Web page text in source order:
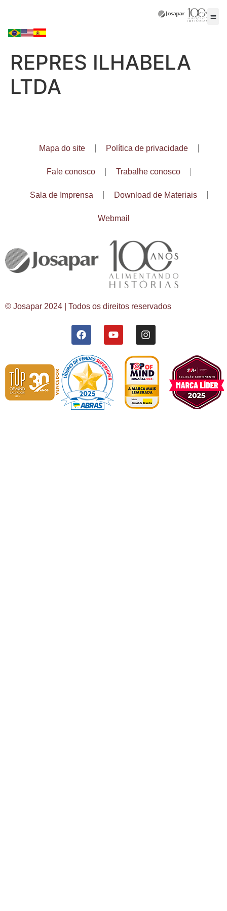
REPRES ILHABELA
LTDA
Mapa do site Política de privacidade
Fale conosco Trabalhe conosco
Sala de Imprensa Download de Materiais
Webmail
© Josapar 2024 | Todos os direitos reservados